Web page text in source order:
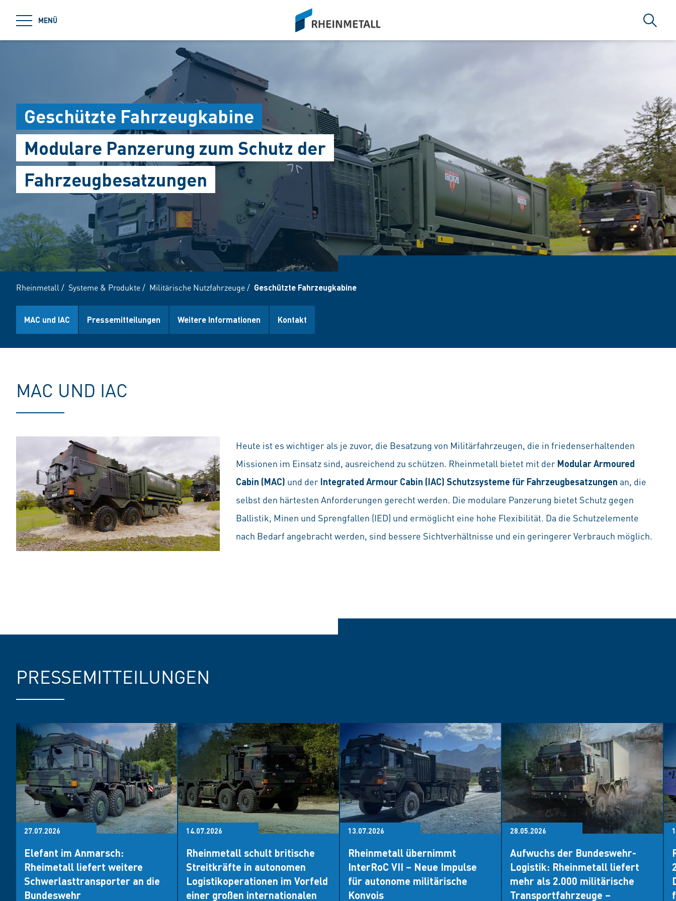
MENÜ
siteLogo
Suche
Geschützte Fahrzeugkabine
Modulare Panzerung zum Schutz der
Fahrzeugbesatzungen
Rheinmetall / Systeme & Produkte/ Militärische Nutzfahrzeuge/ Geschützte Fahrzeugkabine
MAC und IAC Pressemitteilungen Weitere Informationen Kontakt
MAC UND IAC
Heute ist es wichtiger als je zuvor, die Besatzung von Militärfahrzeugen, die in friedenserhaltenden
Missionen im Einsatz sind, ausreichend zu schützen. Rheinmetall bietet mit der Modular Armoured
Cabin (MAC) und der Integrated Armour Cabin (IAC) Schutzsysteme für Fahrzeugbesatzungen an, die
selbst den härtesten Anforderungen gerecht werden. Die modulare Panzerung bietet Schutz gegen
Ballistik, Minen und Sprengfallen (IED) und ermöglicht eine hohe Flexibilität. Da die Schutzelemente
nach Bedarf angebracht werden, sind bessere Sichtverhältnisse und ein geringerer Verbrauch möglich.
PRESSEMITTEILUNGEN
27.07.2026
Elefant im Anmarsch:
Rheimetall liefert weitere
Schwerlasttransporter an die
Bundeswehr
14.07.2026
Rheinmetall schult britische
Streitkräfte in autonomen
Logistikoperationen im Vorfeld
einer großen internationalen
13.07.2026
Rheinmetall übernimmt
InterRoC VII – Neue Impulse
für autonome militärische
Konvois
28.05.2026
Aufwuchs der Bundeswehr-
Logistik: Rheinmetall liefert
mehr als 2.000 militärische
Transportfahrzeuge –